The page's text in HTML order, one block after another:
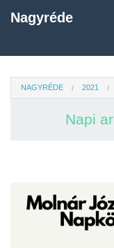
Nagyréde
NAGYRÉDE 2021
Napi